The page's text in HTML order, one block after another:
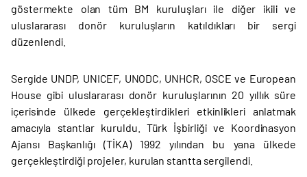
göstermekte olan tüm BM kuruluşları ile diğer ikili ve
uluslararası donör kuruluşların katıldıkları bir sergi
düzenlendi.
Sergide UNDP, UNICEF, UNODC, UNHCR, OSCE ve European
House gibi uluslararası donör kuruluşlarının 20 yıllık süre
içerisinde ülkede gerçekleştirdikleri etkinlikleri anlatmak
amacıyla stantlar kuruldu. Türk İşbirliği ve Koordinasyon
Ajansı Başkanlığı (TİKA) 1992 yılından bu yana ülkede
gerçekleştirdiği projeler, kurulan stantta sergilendi.